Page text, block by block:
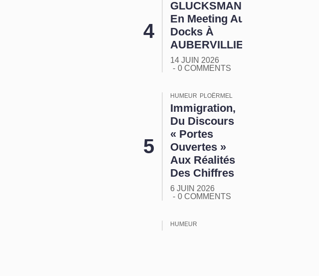
GLUCKSMANN
En Meeting Aux
Docks À
AUBERVILLIERS
14 JUIN 2026
0 COMMENTS
HUMEUR PLOËRMEL
Immigration,
Du Discours
« Portes
Ouvertes »
Aux Réalités
Des Chiffres
6 JUIN 2026
0 COMMENTS
HUMEUR